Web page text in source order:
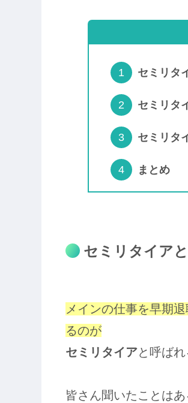
セミリタ
セミリタ
セミリタ
まとめ
セミリタイア
メインの仕事を早期
るのが
セミリタイアと呼ばれ
皆さん聞いたことは